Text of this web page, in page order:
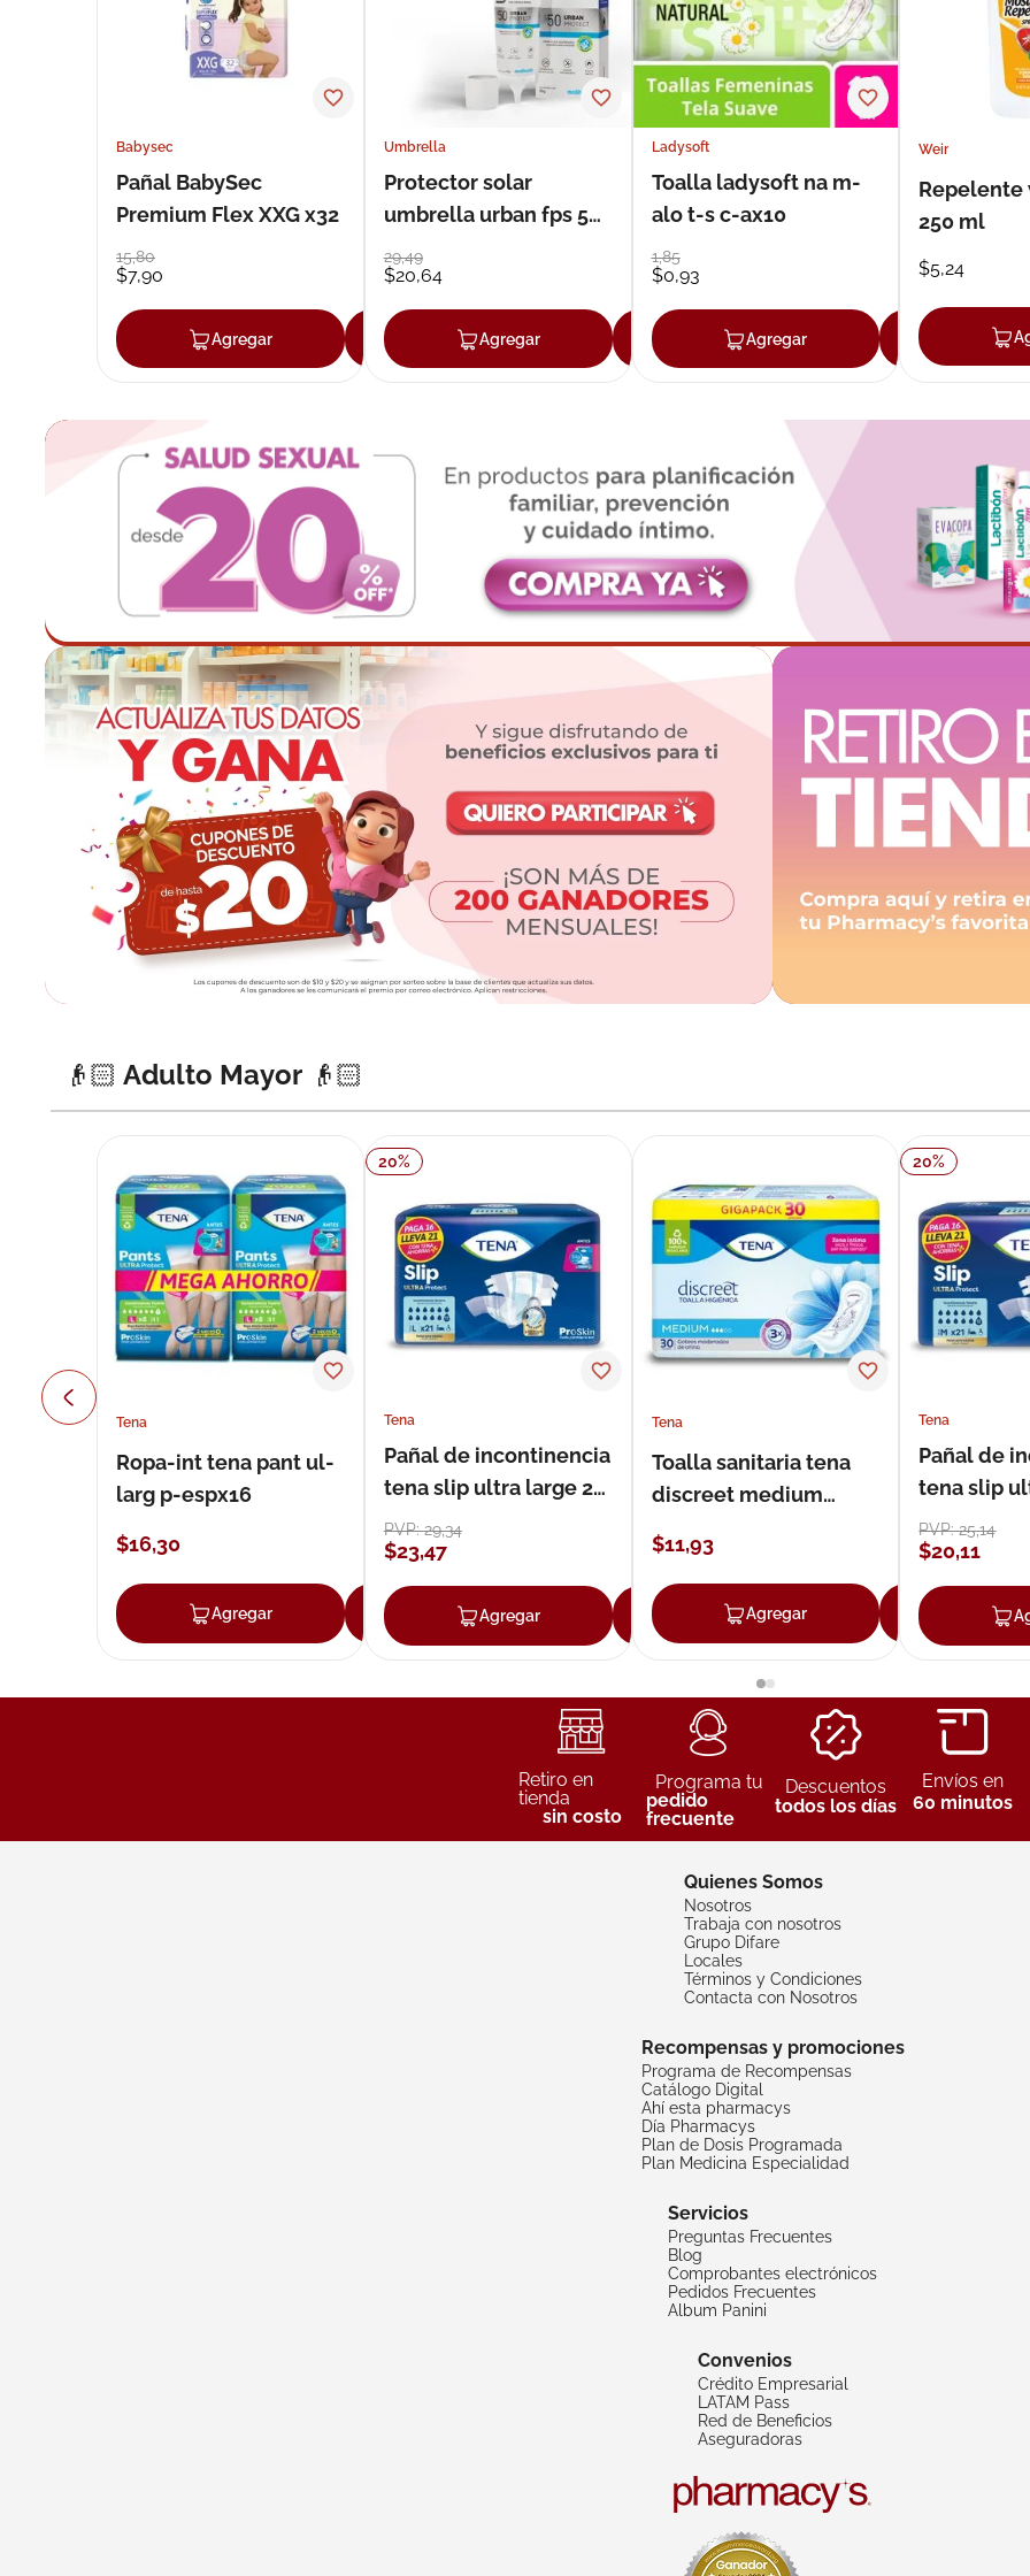
Babysec
Pañal BabySec
Premium Flex XXG x32
15,80
$7,90
Agregar Agregar
Umbrella
Protector solar
umbrella urban fps 50
50 g
29,49
$20,64
Agregar Agregar
Ladysoft
Toalla ladysoft na m-
alo t-s c-ax10
1,85
$0,93
Agregar
Weir
Repelente
250 ml
$5,24
👴🏻 Adulto Mayor 👴🏻
Tena
Ropa-int tena pant ul-
larg p-espx16
$16,30
Agregar Agregar
20%
Tena
Pañal de incontinencia
tena slip ultra large 21
unidades
PVP:29,34
$23,47
Agregar Agregar
Tena
Toalla sanitaria tena
discreet medium
$11,93
Agregar
20%
Tena
Pañal de
tena slip
21 unidades
PVP:25,14
$20,11
Retiro en
tienda
sin costo
Programa tu
pedido
frecuente
Descuentos
todos los días
Envíos en
60 minutos
Quienes Somos
Nosotros
Trabaja con nosotros
Grupo Difare
Locales
Términos y Condiciones
Contacta con Nosotros
Recompensas y promociones
Programa de Recompensas
Catálogo Digital
Ahí esta pharmacys
Día Pharmacys
Plan de Dosis Programada
Plan Medicina Especialidad
Servicios
Preguntas Frecuentes
Blog
Comprobantes electrónicos
Pedidos Frecuentes
Album Panini
Convenios
Crédito Empresarial
LATAM Pass
Red de Beneficios
Aseguradoras